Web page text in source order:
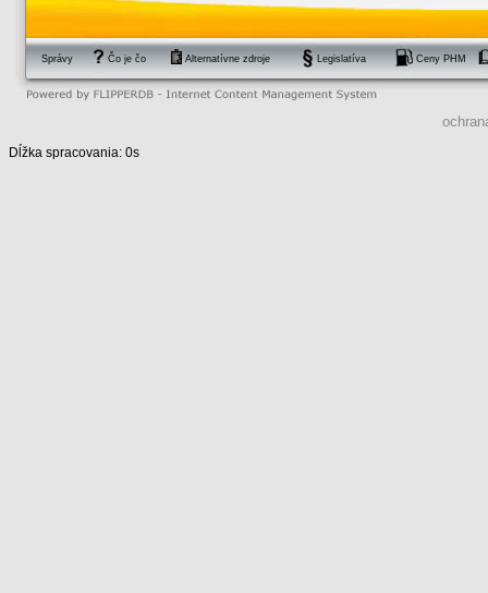
Správy Čo je čo Alternatívne zdroje Legislatíva Ceny PHM
Dĺžka spracovania: 0s